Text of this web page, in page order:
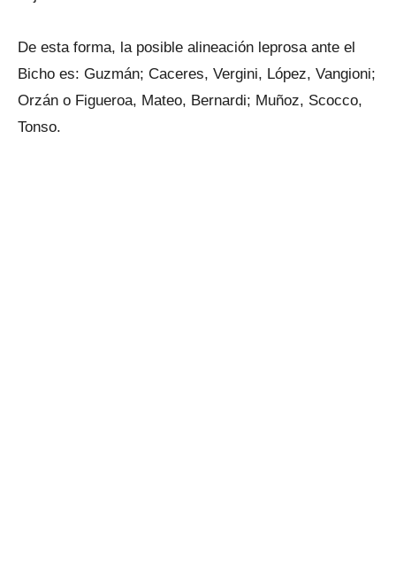
De esta forma, la posible alineación leprosa ante el
Bicho es: Guzmán; Caceres, Vergini, López, Vangioni;
Orzán o Figueroa, Mateo, Bernardi; Muñoz, Scocco,
Tonso.